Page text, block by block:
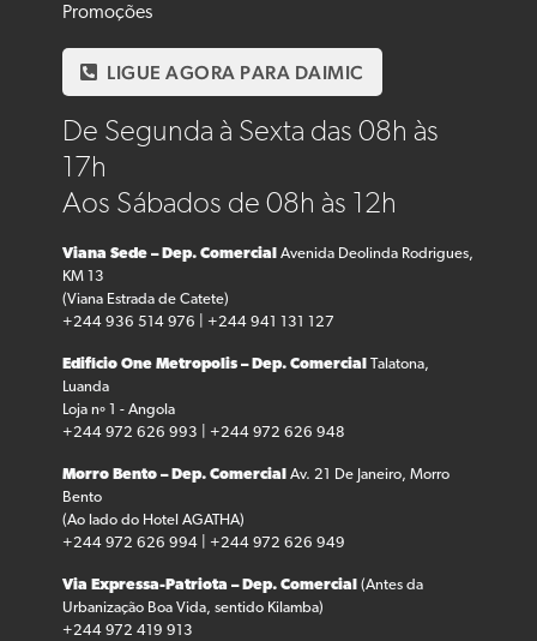
Promoções
LIGUE AGORA PARA DAIMIC
De Segunda à Sexta das 08h às
17h
Aos Sábados de 08h às 12h
Viana Sede – Dep. Comercial
Avenida Deolinda Rodrigues,
KM 13
(Viana Estrada de Catete)
+244 936 514 976 | +244 941 131 127
Edifício One Metropolis – Dep. Comercial
Talatona,
Luanda
Loja nº 1 - Angola
+244 972 626 993 | +244 972 626 948
Morro Bento – Dep. Comercial
Av. 21 De Janeiro, Morro
Bento
(Ao lado do Hotel AGATHA)
+244 972 626 994 | +244 972 626 949
Via Expressa-Patriota – Dep. Comercial
(Antes da
Urbanização Boa Vida, sentido Kilamba)
+244 972 419 913